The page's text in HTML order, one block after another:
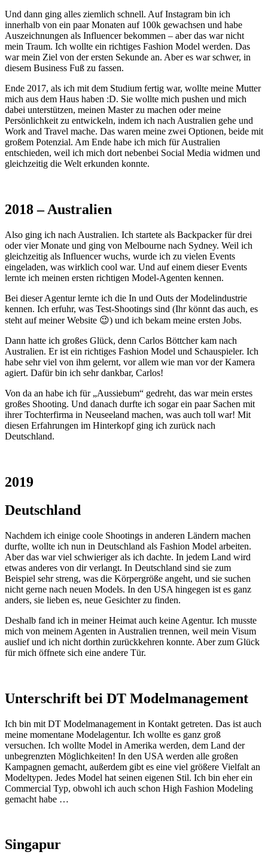
Und dann ging alles ziemlich schnell. Auf Instagram bin ich
innerhalb von ein paar Monaten auf 100k gewachsen und habe
Auszeichnungen als Influencer bekommen – aber das war nicht
mein Traum. Ich wollte ein richtiges Fashion Model werden. Das
war mein Ziel von der ersten Sekunde an. Aber es war schwer, in
diesem Business Fuß zu fassen.
Ende 2017, als ich mit dem Studium fertig war, wollte meine Mutter
mich aus dem Haus haben :D. Sie wollte mich pushen und mich
dabei unterstützen, meinen Master zu machen oder meine
Persönlichkeit zu entwickeln, indem ich nach Australien gehe und
Work and Travel mache. Das waren meine zwei Optionen, beide mit
großem Potenzial. Am Ende habe ich mich für Australien
entschieden, weil ich mich dort nebenbei Social Media widmen und
gleichzeitig die Welt erkunden konnte.
2018 – Australien
Also ging ich nach Australien. Ich startete als Backpacker für drei
oder vier Monate und ging von Melbourne nach Sydney. Weil ich
gleichzeitig als Influencer wuchs, wurde ich zu vielen Events
eingeladen, was wirklich cool war. Und auf einem dieser Events
lernte ich meinen ersten richtigen Model-Agenten kennen.
Bei dieser Agentur lernte ich die In und Outs der Modelindustrie
kennen. Ich erfuhr, was Test-Shootings sind (Ihr könnt das auch, es
steht auf meiner Website 😉) und ich bekam meine ersten Jobs.
Dann hatte ich großes Glück, denn Carlos Böttcher kam nach
Australien. Er ist ein richtiges Fashion Model und Schauspieler. Ich
habe sehr viel von ihm gelernt, vor allem wie man vor der Kamera
agiert. Dafür bin ich sehr dankbar, Carlos!
Von da an habe ich für „Aussiebum“ gedreht, das war mein erstes
großes Shooting. Und danach durfte ich sogar ein paar Sachen mit
ihrer Tochterfirma in Neuseeland machen, was auch toll war! Mit
diesen Erfahrungen im Hinterkopf ging ich zurück nach
Deutschland.
2019
Deutschland
Nachdem ich einige coole Shootings in anderen Ländern machen
durfte, wollte ich nun in Deutschland als Fashion Model arbeiten.
Aber das war viel schwieriger als ich dachte. In jedem Land wird
etwas anderes von dir verlangt. In Deutschland sind sie zum
Beispiel sehr streng, was die Körpergröße angeht, und sie suchen
nicht gerne nach neuen Models. In den USA hingegen ist es ganz
anders, sie lieben es, neue Gesichter zu finden.
Deshalb fand ich in meiner Heimat auch keine Agentur. Ich musste
mich von meinem Agenten in Australien trennen, weil mein Visum
auslief und ich nicht dorthin zurückkehren konnte. Aber zum Glück
für mich öffnete sich eine andere Tür.
Unterschrift bei DT Modelmanagement
Ich bin mit DT Modelmanagement in Kontakt getreten. Das ist auch
meine momentane Modelagentur. Ich wollte es ganz groß
versuchen. Ich wollte Model in Amerika werden, dem Land der
unbegrenzten Möglichkeiten! In den USA werden alle großen
Kampagnen gemacht, außerdem gibt es eine viel größere Vielfalt an
Modeltypen. Jedes Model hat seinen eigenen Stil. Ich bin eher ein
Commercial Typ, obwohl ich auch schon High Fashion Modeling
gemacht habe …
Singapur